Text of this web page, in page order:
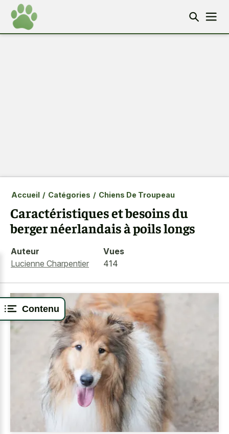
Contenu
Accueil / Catégories / Chiens De Troupeau
Caractéristiques et besoins du
berger néerlandais à poils longs
Auteur
Lucienne Charpentier
Vues
414